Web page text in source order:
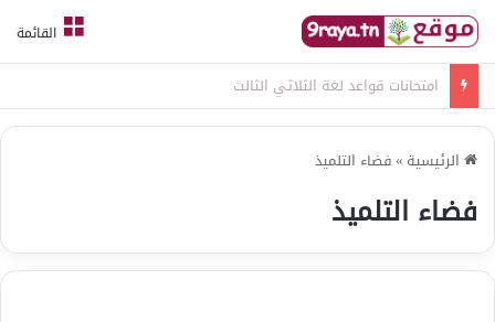
القائمة
امتحانات قواعد لغة الثلاثي الثالث
الرئيسية »فضاء التلميذ
فضاء التلميذ